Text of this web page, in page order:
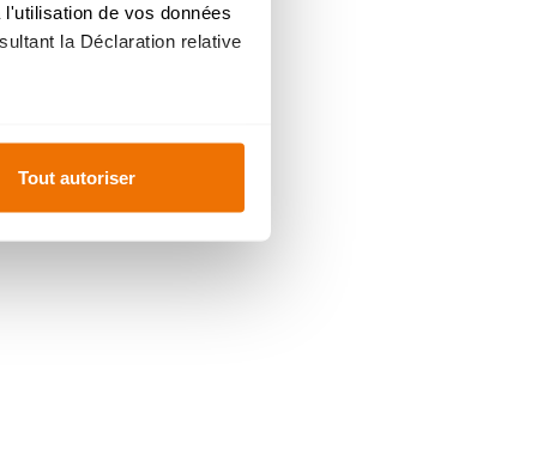
de vos données
la Déclaration relative
(empreintes
Tout autoriser